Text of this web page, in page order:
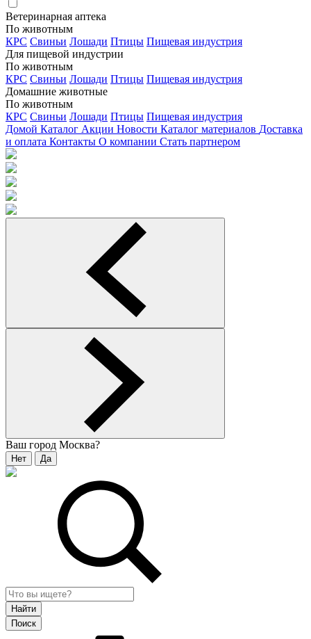
Ветеринарная аптека
По животным
КРС Свиньи Лошади Птицы Пищевая индустрия
Для пищевой индустрии
По животным
КРС Свиньи Лошади Птицы Пищевая индустрия
Домашние животные
По животным
КРС Свиньи Лошади Птицы Пищевая индустрия
Домой Каталог Акции Новости Каталог материалов Доставка
и оплата Контакты О компании Стать партнером
Ваш город Москва?
Нет Да